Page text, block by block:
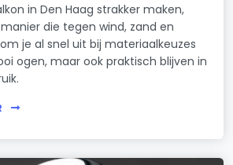
in Den Haag strakker maken,
die tegen wind, zand en
je al snel uit bij materiaalkeuzes
ogen, maar ook praktisch blijven in